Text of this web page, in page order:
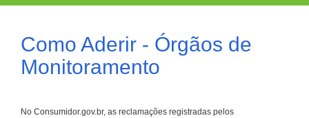
Como Aderir - Órgãos de
Monitoramento
No Consumidor.gov.br, as reclamações registradas pelos